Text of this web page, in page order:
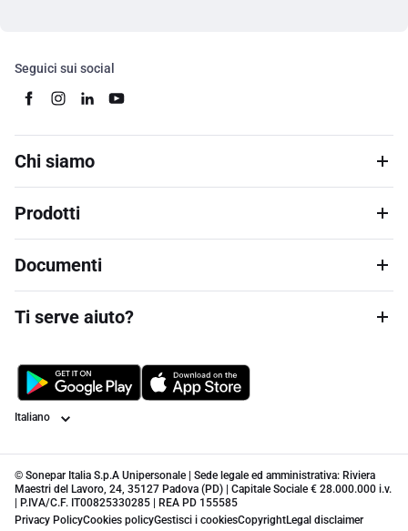
Seguici sui social
Chi siamo
Prodotti
Documenti
Ti serve aiuto?
Lingua
© Sonepar Italia S.p.A Unipersonale | Sede legale ed amministrativa: Riviera
Maestri del Lavoro, 24, 35127 Padova (PD) | Capitale Sociale € 28.000.000 i.v.
| P.IVA/C.F. IT00825330285 | REA PD 155585
Privacy PolicyCookies policyGestisci i cookiesCopyrightLegal disclaimer